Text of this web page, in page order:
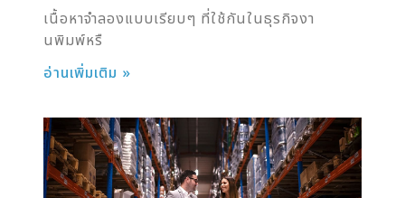
เนื้อหาจำลองแบบเรียบๆ ที่ใช้กันในธุรกิจงา
นพิมพ์หรื
อ่านเพิ่มเติม »